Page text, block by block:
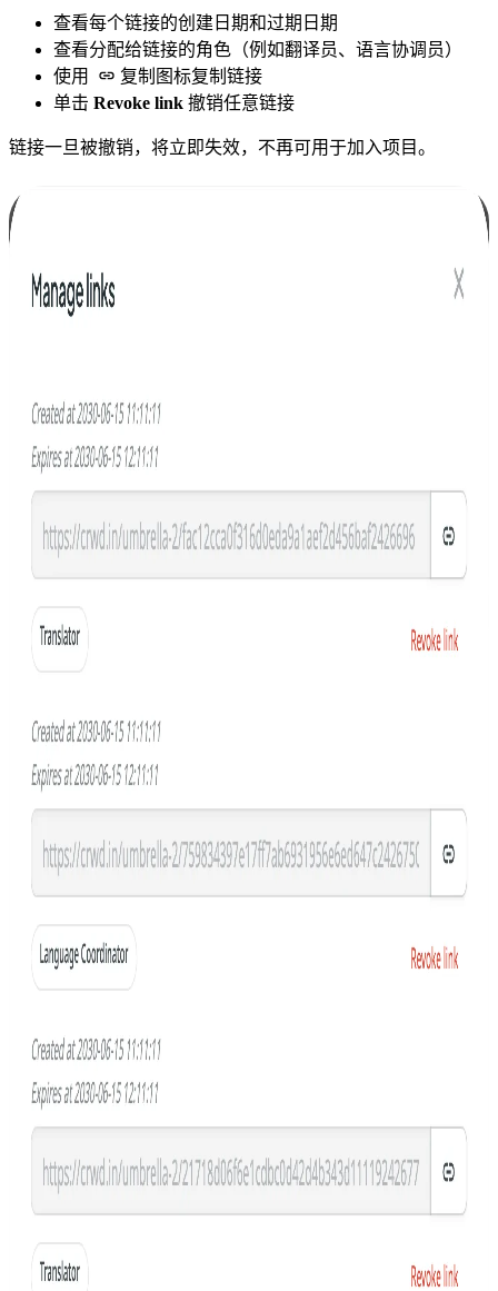
查看每个链接的创建日期和过期日期
查看分配给链接的角色（例如翻译员、语言协调员）
使用
复制图标复制链接
单击 Revoke link 撤销任意链接
链接一旦被撤销，将立即失效，不再可用于加入项目。